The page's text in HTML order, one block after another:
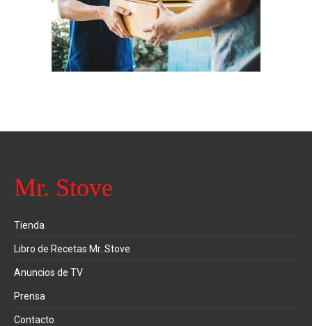
Mr. Stove
Tienda
Libro de Recetas Mr. Stove
Anuncios de TV
Prensa
Contacto